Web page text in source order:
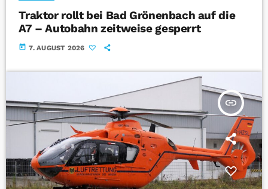
Traktor rollt bei Bad Grönenbach auf die
A7 – Autobahn zeitweise gesperrt
today 7. AUGUST 2026
insert_link